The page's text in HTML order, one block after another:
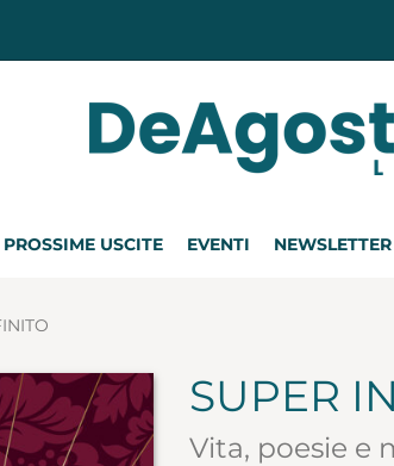
PROSSIME USCITE EVENTI NEWSLETTER
SUPER
Vita, poesie e